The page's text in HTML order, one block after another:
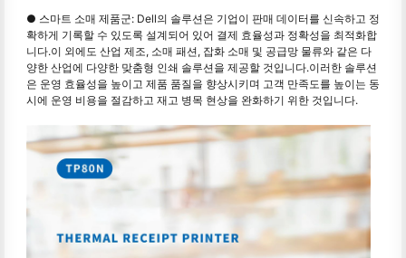
● 스마트 소매 제품군: Dell의 솔루션은 기업이 판매 데이터를 신속하고 정
확하게 기록할 수 있도록 설계되어 있어 결제 효율성과 정확성을 최적화합
니다.이 외에도 산업 제조, 소매 패션, 잡화 소매 및 공급망 물류와 같은 다
양한 산업에 다양한 맞춤형 인쇄 솔루션을 제공할 것입니다.이러한 솔루션
은 운영 효율성을 높이고 제품 품질을 향상시키며 고객 만족도를 높이는 동
시에 운영 비용을 절감하고 재고 병목 현상을 완화하기 위한 것입니다.